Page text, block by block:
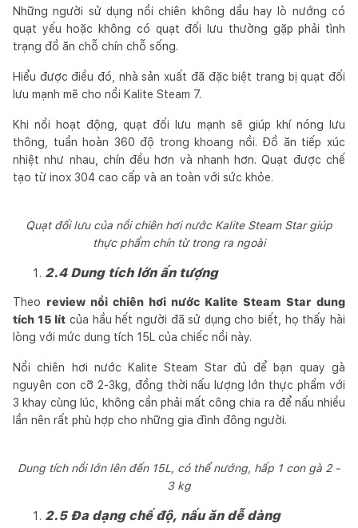
Những người sử dụng nồi chiên không dầu hay lò nướng có
quạt yếu hoặc không có quạt đối lưu thường gặp phải tình
trạng đồ ăn chỗ chín chỗ sống.
Hiểu được điều đó, nhà sản xuất đã đặc biệt trang bị quạt đối
lưu mạnh mẽ cho nồi Kalite Steam 7.
Khi nồi hoạt động, quạt đối lưu mạnh sẽ giúp khí nóng lưu
thông, tuần hoàn 360 độ trong khoang nồi. Đồ ăn tiếp xúc
nhiệt như nhau, chín đều hơn và nhanh hơn. Quạt được chế
tạo từ inox 304 cao cấp và an toàn với sức khỏe.
Quạt đối lưu của nồi chiên hơi nước Kalite Steam Star giúp
thực phẩm chín từ trong ra ngoài
2.4 Dung tích lớn ấn tượng
Theo review nồi chiên hơi nước Kalite Steam Star dung
tích 15 lít của hầu hết người đã sử dụng cho biết, họ thấy hài
lòng với mức dung tích 15L của chiếc nồi này.
Nồi chiên hơi nước Kalite Steam Star đủ để bạn quay gà
nguyên con cỡ 2-3kg, đồng thời nấu lượng lớn thực phẩm với
3 khay cùng lúc, không cần phải mất công chia ra để nấu nhiều
lần nên rất phù hợp cho những gia đình đông người.
Dung tích nồi lớn lên đến 15L, có thể nướng, hấp 1 con gà 2 -
3 kg
2.5 Đa dạng chế độ, nấu ăn dễ dàng